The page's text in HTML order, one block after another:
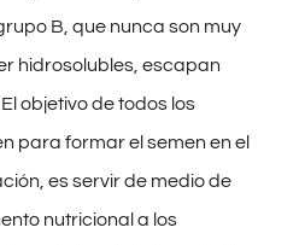
B, que nunca son muy
hidrosolubles, escapan
objetivo de todos los
para formar el semen en el
es servir de medio de
nutricional a los